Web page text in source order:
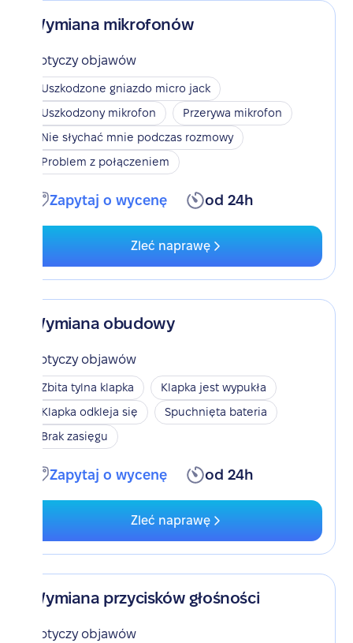
Wymiana mikrofonów
Dotyczy objawów
Uszkodzone gniazdo micro jack
Uszkodzony mikrofon
Przerywa mikrofon
Nie słychać mnie podczas rozmowy
Problem z połączeniem
Zapytaj o wycenę od 24h
Zleć naprawę
Wymiana obudowy
Dotyczy objawów
Zbita tylna klapka
Klapka jest wypukła
Klapka odkleja się
Spuchnięta bateria
Brak zasięgu
Zapytaj o wycenę od 24h
Zleć naprawę
Wymiana przycisków głośności
Dotyczy objawów